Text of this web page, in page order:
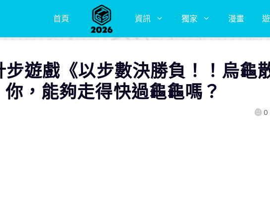
首頁 資訊 獨家 漫畫
步遊戲《以步數決勝負！！烏龜
，能夠走得快過龜龜嗎？
0